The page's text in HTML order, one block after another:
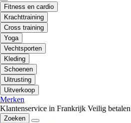
Fitness en cardio
Krachttraining
Cross training
Yoga
Vechtsporten
Kleding
Schoenen
Uitrusting
Uitverkoop
Merken
Klantenservice in Frankrijk Veilig betalen
Zoeken